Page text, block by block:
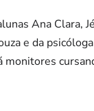
Ana Clara,
e da